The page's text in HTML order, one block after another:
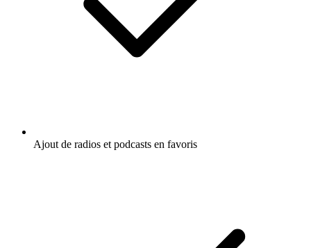
Ajout de radios et podcasts en favoris